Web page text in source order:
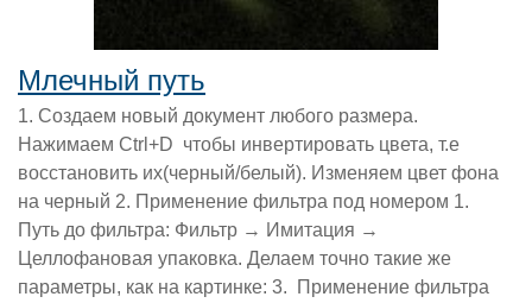
Млечный путь
1. Создаем новый документ любого размера.
Нажимаем Ctrl+D чтобы инвертировать цвета, т.е
восстановить их(черный/белый). Изменяем цвет фона
на черный 2. Применение фильтра под номером 1.
Путь до фильтра: Фильтр → Имитация →
Целлофановая упаковка. Делаем точно такие же
параметры, как на картинке: 3. Применение фильтра